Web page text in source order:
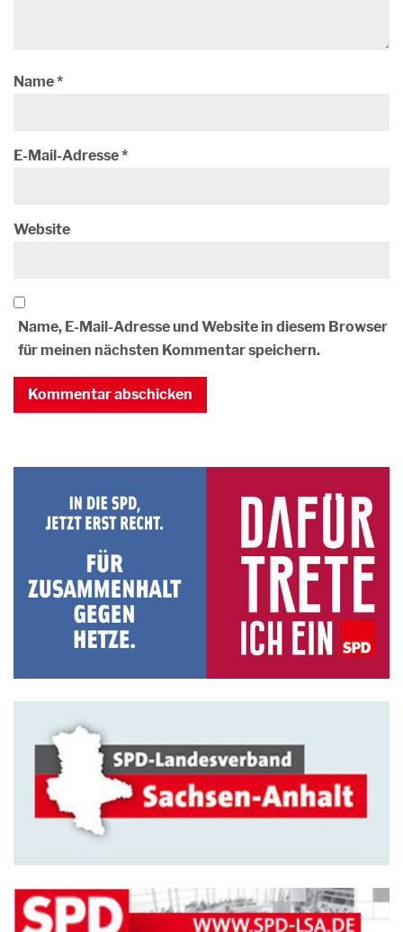
Name*
E-Mail-Adresse*
Website
Name, E-Mail-Adresse und Website in diesem Browser
für meinen nächsten Kommentar speichern.